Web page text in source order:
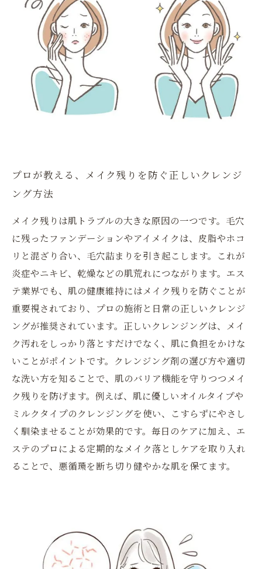
プロが教える、メイク残りを防ぐ正しいクレンジ
ング方法
メイク残りは肌トラブルの大きな原因の一つです。毛穴
に残ったファンデーションやアイメイクは、皮脂やホコ
リと混ざり合い、毛穴詰まりを引き起こします。これが
炎症やニキビ、乾燥などの肌荒れにつながります。エス
テ業界でも、肌の健康維持にはメイク残りを防ぐことが
重要視されており、プロの施術と日常の正しいクレンジ
ングが推奨されています。正しいクレンジングは、メイ
ク汚れをしっかり落とすだけでなく、肌に負担をかけな
いことがポイントです。クレンジング剤の選び方や適切
な洗い方を知ることで、肌のバリア機能を守りつつメイ
ク残りを防げます。例えば、肌に優しいオイルタイプや
ミルクタイプのクレンジングを使い、こすらずにやさし
く馴染ませることが効果的です。毎日のケアに加え、エ
ステのプロによる定期的なメイク落としケアを取り入れ
ることで、悪循環を断ち切り健やかな肌を保てます。